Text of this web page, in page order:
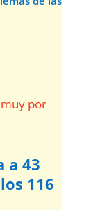
a 43
116